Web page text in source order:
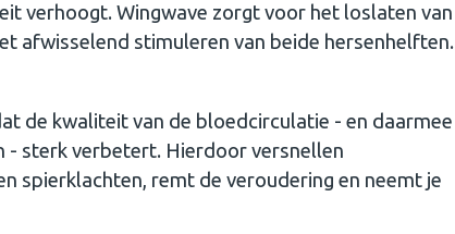
verhoogt. Wingwave zorgt voor het loslaten van
afwisselend stimuleren van beide hersenhelften.
de kwaliteit van de bloedcirculatie - en daarmee
sterk verbetert. Hierdoor versnellen
spierklachten, remt de veroudering en neemt je